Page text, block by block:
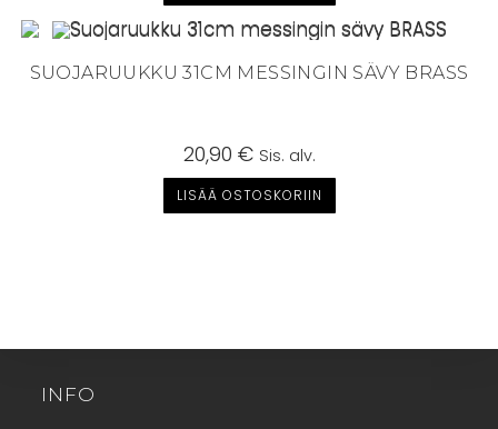
SUOJARUUKKU 31CM MESSINGIN SÄVY BRASS
20,90 € Sis. alv.
LISÄÄ OSTOSKORIIN
INFO